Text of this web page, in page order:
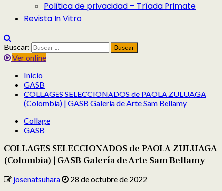
Política de privacidad – Tríada Primate
Revista In Vitro
Buscar:
Ver online
Inicio
GASB
COLLAGES SELECCIONADOS de PAOLA ZULUAGA
(Colombia) | GASB Galería de Arte Sam Bellamy
Collage
GASB
COLLAGES SELECCIONADOS de PAOLA ZULUAGA
(Colombia) | GASB Galería de Arte Sam Bellamy
josenatsuhara 28 de octubre de 2022